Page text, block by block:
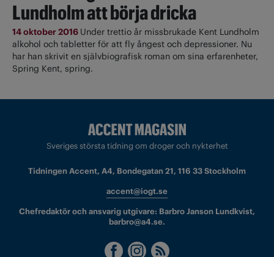
Lundholm att börja dricka
14 oktober 2016 Under trettio år missbrukade Kent Lundholm
alkohol och tabletter för att fly ångest och depressioner. Nu
har han skrivit en självbiografisk roman om sina erfarenheter,
Spring Kent, spring.
Sveriges största tidning om droger och nykterhet
Tidningen Accent, A4, Bondegatan 21, 116 33 Stockholm
accent@iogt.se
Chefredaktör och ansvarig utgivare: Barbro Janson Lundkvist,
barbro@a4.se.